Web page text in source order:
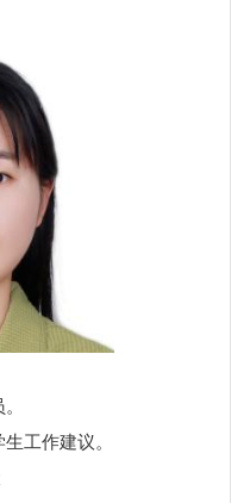
工作建议。